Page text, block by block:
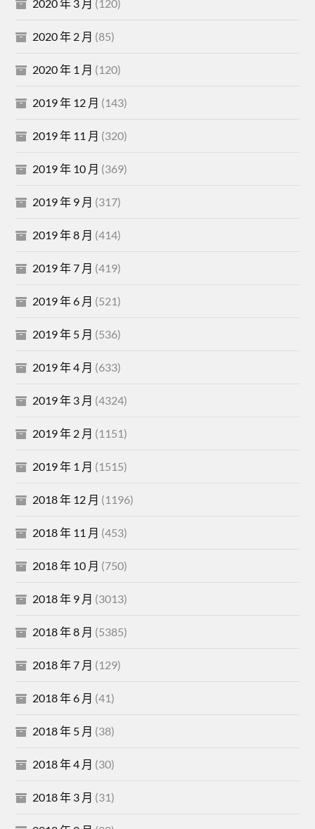
2020 年 3 月 (120)
2020 年 2 月 (85)
2020 年 1 月 (120)
2019 年 12 月 (143)
2019 年 11 月 (320)
2019 年 10 月 (369)
2019 年 9 月 (317)
2019 年 8 月 (414)
2019 年 7 月 (419)
2019 年 6 月 (521)
2019 年 5 月 (536)
2019 年 4 月 (633)
2019 年 3 月 (4324)
2019 年 2 月 (1151)
2019 年 1 月 (1515)
2018 年 12 月 (1196)
2018 年 11 月 (453)
2018 年 10 月 (750)
2018 年 9 月 (3013)
2018 年 8 月 (5385)
2018 年 7 月 (129)
2018 年 6 月 (41)
2018 年 5 月 (38)
2018 年 4 月 (30)
2018 年 3 月 (31)